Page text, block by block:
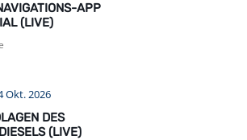
APP
(LIVE)
Okt. 2026
DES
(LIVE)